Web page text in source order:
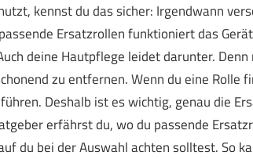
kennst du das sicher: Irgendwann
Ersatzrollen funktioniert das
deine Hautpflege leidet darunter.
zu entfernen. Wenn du eine Rolle
Deshalb ist es wichtig, genau die
erfährst du, wo du passende
du bei der Auswahl achten solltest. So